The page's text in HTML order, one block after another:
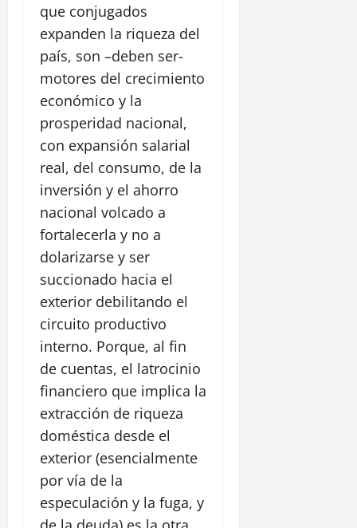
que conjugados
expanden la riqueza del
país, son –deben ser-
motores del crecimiento
económico y la
prosperidad nacional,
con expansión salarial
real, del consumo, de la
inversión y el ahorro
nacional volcado a
fortalecerla y no a
dolarizarse y ser
succionado hacia el
exterior debilitando el
circuito productivo
interno. Porque, al fin
de cuentas, el latrocinio
financiero que implica la
extracción de riqueza
doméstica desde el
exterior (esencialmente
por vía de la
especulación y la fuga, y